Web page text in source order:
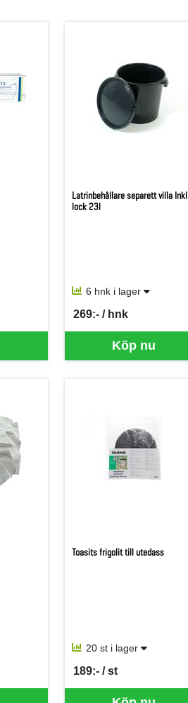
Latrinbehållare separett villa Inkl
lock 23l
6 hnk i lager
Köp nu
269:- / hnk
SEK per HNK
Toasits frigolit till utedass
20 st i lager
189:- / st
SEK per ST